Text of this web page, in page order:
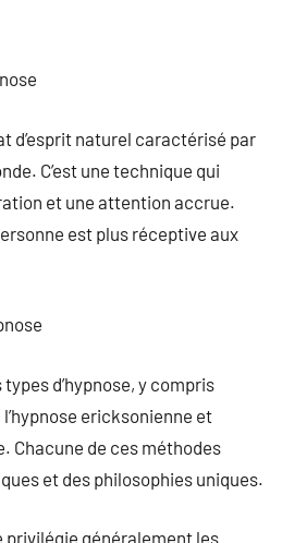
d’esprit naturel caractérisé par
C’est une technique qui
et une attention accrue.
est plus réceptive aux
d’hypnose, y compris
l’hypnose ericksonienne et
Chacune de ces méthodes
et des philosophies uniques.
privilégie généralement les